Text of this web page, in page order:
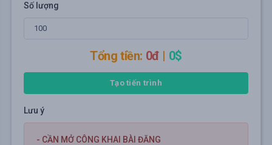
Số lượng
Tổng tiền: 0đ | 0$
Tạo tiến trình
Lưu ý
- CẦN MỞ CÔNG KHAI BÀI ĐĂNG